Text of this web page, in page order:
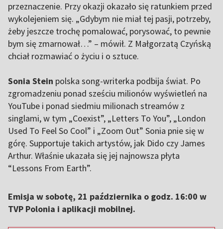
przeznaczenie. Przy okazji okazało się ratunkiem przed
wykolejeniem się. „Gdybym nie miał tej pasji, potrzeby,
żeby jeszcze trochę pomalować, porysować, to pewnie
bym się zmarnował…” – mówił. Z Małgorzatą Czyńską
chciał rozmawiać o życiu i o sztuce.
Sonia Stein polska song-writerka podbija świat. Po
zgromadzeniu ponad sześciu milionów wyświetleń na
YouTube i ponad siedmiu milionach streamów z
singlami, w tym „Coexist”, „Letters To You”, „London
Used To Feel So Cool” i „Zoom Out” Sonia pnie się w
górę. Supportuje takich artystów, jak Dido czy James
Arthur. Właśnie ukazała się jej najnowsza płyta
“Lessons From Earth”.
Emisja w sobotę, 21 października o godz. 16:00 w
TVP Polonia i aplikacji mobilnej.